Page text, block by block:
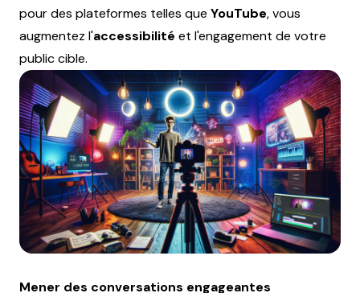
pour des plateformes telles que YouTube, vous
augmentez l'accessibilité et l'engagement de votre
public cible.
Mener des conversations engageantes